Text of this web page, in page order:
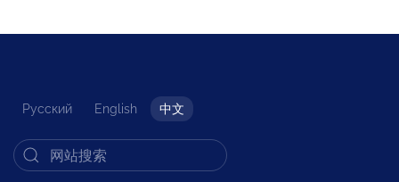
Русский English 中文